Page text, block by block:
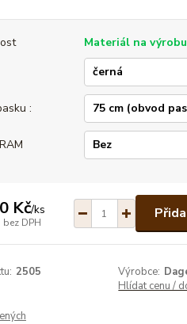
Materiál na
:
Kč/ks
bez DPH
2505 Výrobce:
Hlídat cenu /